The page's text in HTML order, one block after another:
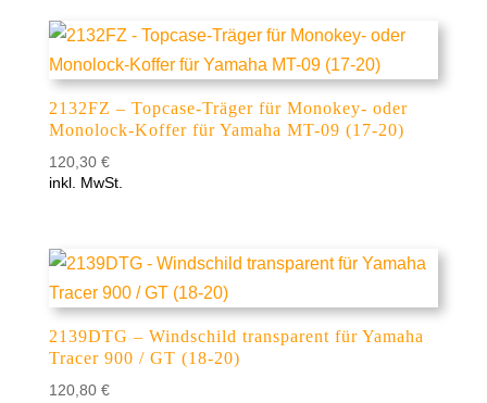
2132FZ – Topcase-Träger für Monokey- oder
Monolock-Koffer für Yamaha MT-09 (17-20)
120,30 €
inkl. MwSt.
2139DTG – Windschild transparent für Yamaha
Tracer 900 / GT (18-20)
120,80 €